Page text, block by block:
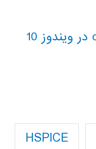
HSPICE